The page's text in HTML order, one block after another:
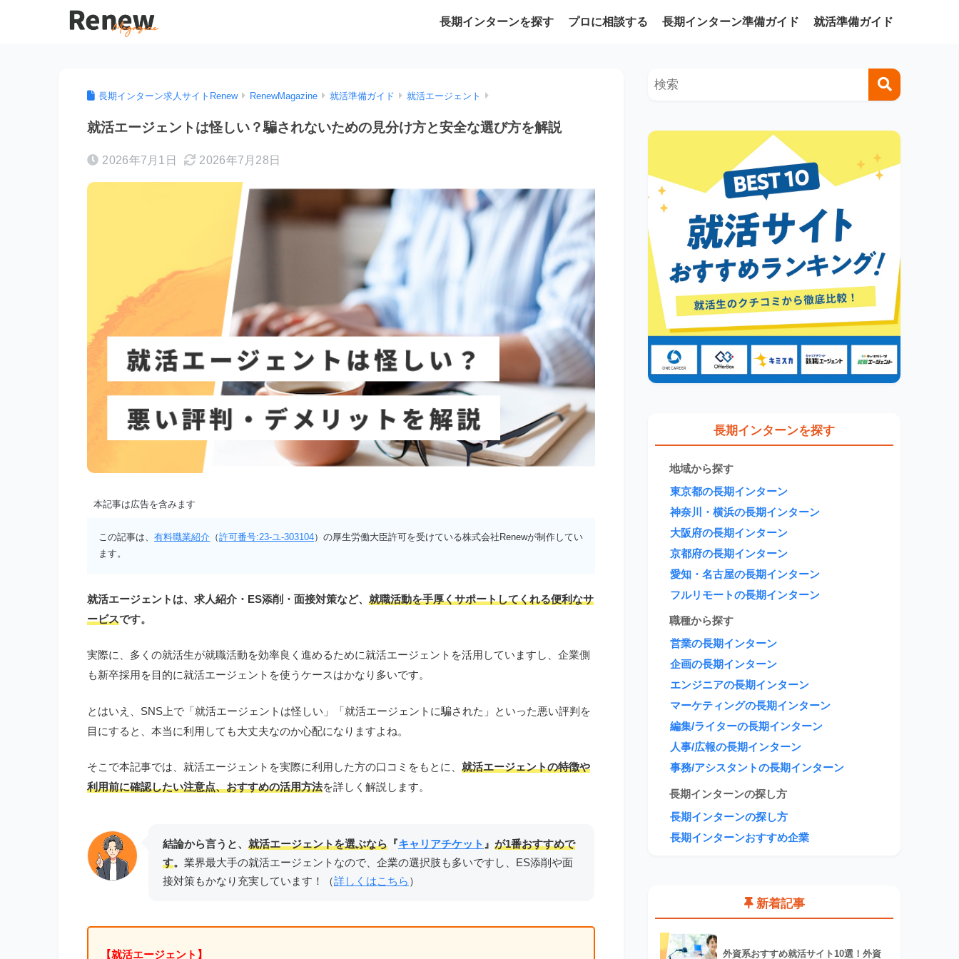
長期インターンを探す プロに相談する 長期インターン準備ガイド 就活準備ガイド
長期インターン求人サイトRenew RenewMagazine 就活準備ガイド 就活エージェント
就活エージェントは怪しい？騙されないための見分け方と安全な選び方を解説
2026年7月1日 2026年7月28日
本記事は広告を含みます
この記事は、有料職業紹介 （許可番号:23-ユ-303104）の厚生労働大臣許可を受けている株式会社Renewが制作してい
ます。
就活エージェントは、求人紹介・ES添削・面接対策など、 就職活動を手厚くサポートしてくれる便利なサ
ービスです。
実際に、多くの就活生が就職活動を効率良く進めるために就活エージェントを活用していますし、企業側
も新卒採用を目的に就活エージェントを使うケースはかなり多いです。
とはいえ、SNS上で「就活エージェントは怪しい」「就活エージェントに騙された」といった悪い評判を
目にすると、本当に利用しても大丈夫なのか心配になりますよね。
そこで本記事では、就活エージェントを実際に利用した方の口コミをもとに、 就活エージェントの特徴や
利用前に確認したい注意点、おすすめの活用方法を詳しく解説します。
結論から言うと、 就活エージェントを選ぶなら 『キャリアチケット 』 が1番おすすめで
す。 業界最大手の就活エージェントなので、企業の選択肢も多いですし、ES添削や面
接対策もかなり充実しています！（詳しくはこちら ）
【就活エージェント】
長期インターンを探す
地域から探す
東京都の長期インターン
神奈川・横浜の長期インターン
大阪府の長期インターン
京都府の長期インターン
愛知・名古屋の長期インターン
フルリモートの長期インターン
職種から探す
営業の長期インターン
企画の長期インターン
エンジニアの長期インターン
マーケティングの長期インターン
編集/ライターの長期インターン
人事/広報の長期インターン
事務/アシスタントの長期インターン
長期インターンの探し方
長期インターンの探し方
長期インターンおすすめ企業
新着記事
外資系おすすめ就活サイト10選！外資